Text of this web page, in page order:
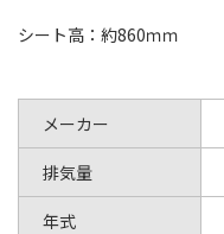
シート高：約860ｍｍ
メーカー
排気量
年式